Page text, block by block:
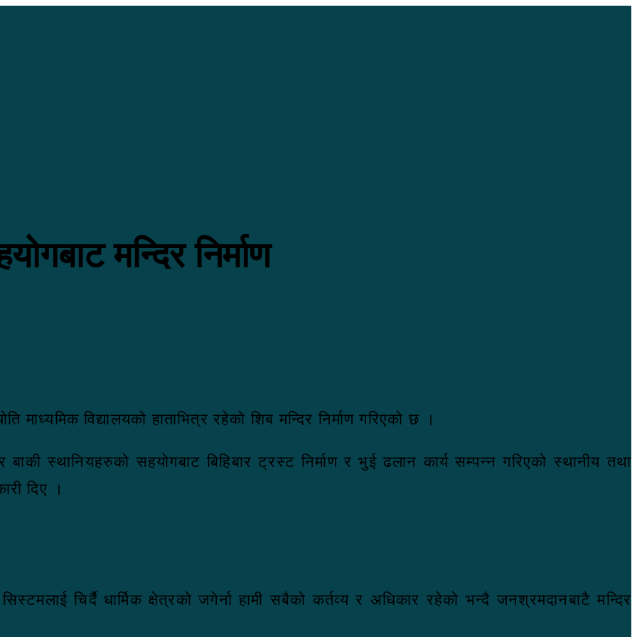
मन्दिर निर्माण
माध्यमिक विद्यालयको हाताभित्र रहेको शिब मन्दिर निर्माण गरिएको छ ।
बाकी स्थानियहरुको सहयोगबाट बिहिबार ट्रस्ट निर्माण र भुई ढलान कार्य सम्पन्न गरिएको स्थानीय तथा
दिए ।
चिर्दै धार्मिक क्षेत्रको जगेर्ना हामी सबैको कर्तव्य र अधिकार रहेको भन्दै जनश्रमदानबाटै मन्दिर